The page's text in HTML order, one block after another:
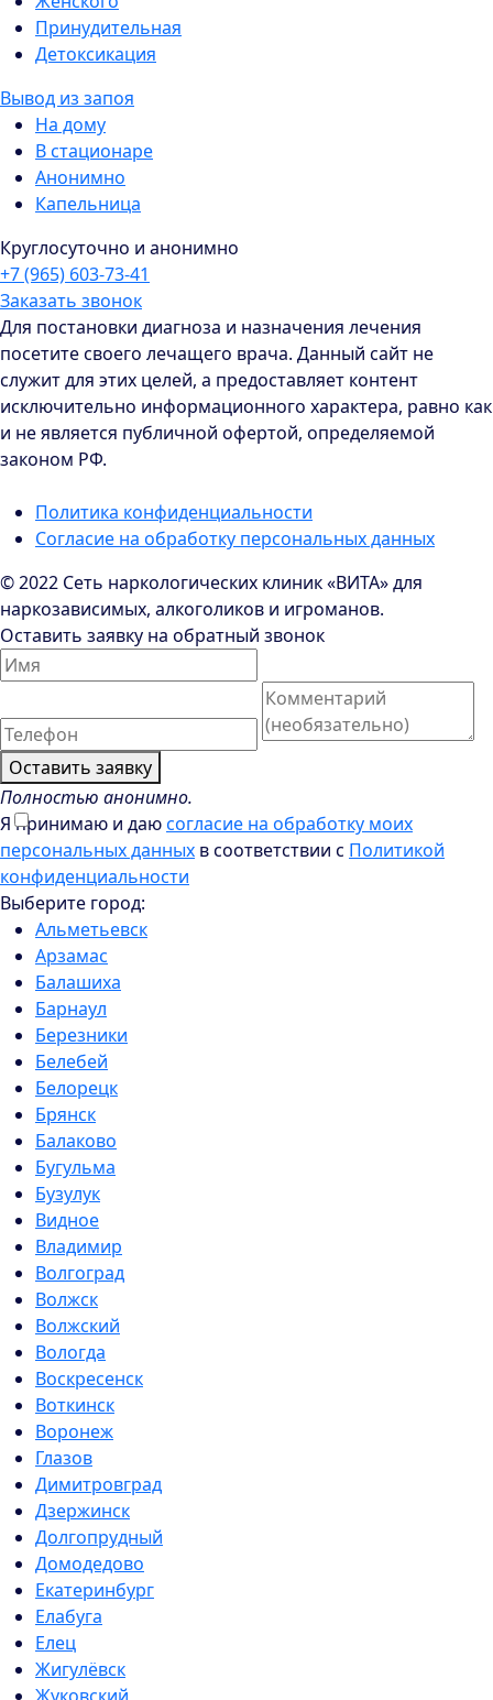
Принудительная
Детоксикация
Вывод из запоя
На дому
В стационаре
Анонимно
Капельница
Круглосуточно и анонимно
+7 (965) 603-73-41
Заказать звонок
Для постановки диагноза и назначения лечения
посетите своего лечащего врача. Данный сайт не
служит для этих целей, а предоставляет контент
исключительно информационного характера, равно как
и не является публичной офертой, определяемой
законом РФ.
Политика конфиденциальности
Согласие на обработку персональных данных
© 2022 Сеть наркологических клиник «ВИТА» для
наркозависимых, алкоголиков и игроманов.
Оставить заявку на обратный звонок
Оставить заявку
Полностью анонимно.
Я принимаю и даюсогласие на обработку моих
персональных данных в соответствии с Политикой
конфиденциальности
Выберите город:
Альметьевск
Арзамас
Балашиха
Барнаул
Березники
Белебей
Белорецк
Брянск
Балаково
Бугульма
Бузулук
Видное
Владимир
Волгоград
Волжск
Волжский
Вологда
Воскресенск
Воткинск
Воронеж
Глазов
Димитровград
Дзержинск
Долгопрудный
Домодедово
Екатеринбург
Елабуга
Елец
Жигулёвск